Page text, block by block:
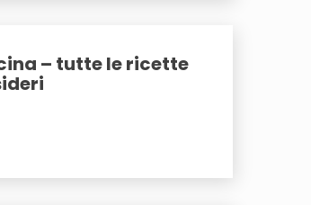
– tutte le ricette